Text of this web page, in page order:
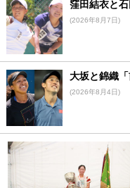
窪田結衣と
(2026年8月7日)
大坂と錦織「
(2026年8月4日)